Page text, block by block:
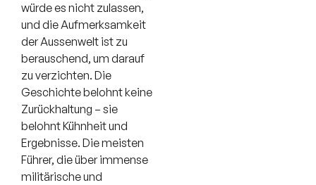
würde es nicht zulassen,
und die Aufmerksamkeit
der Aussenwelt ist zu
berauschend, um darauf
zu verzichten. Die
Geschichte belohnt keine
Zurückhaltung – sie
belohnt Kühnheit und
Ergebnisse. Die meisten
Führer, die über immense
militärische und